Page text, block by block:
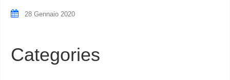
28 Gennaio 2020
Categories